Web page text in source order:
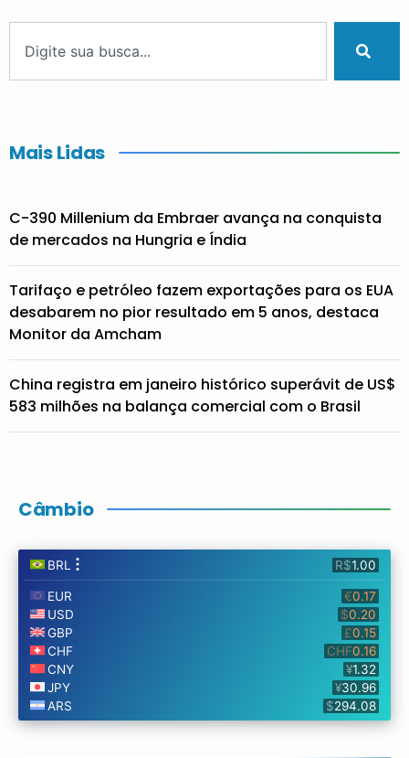
Mais Lidas
C-390 Millenium da Embraer avança na conquista
de mercados na Hungria e Índia
Tarifaço e petróleo fazem exportações para os EUA
desabarem no pior resultado em 5 anos, destaca
Monitor da Amcham
China registra em janeiro histórico superávit de US$
583 milhões na balança comercial com o Brasil
Câmbio